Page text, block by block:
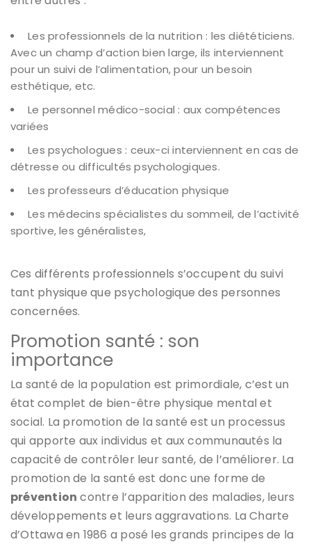
Les professionnels de la nutrition : les diététiciens.
Avec un champ d’action bien large, ils interviennent
pour un suivi de l’alimentation, pour un besoin
esthétique, etc.
Le personnel médico-social : aux compétences
variées
Les psychologues : ceux-ci interviennent en cas de
détresse ou difficultés psychologiques.
Les professeurs d’éducation physique
Les médecins spécialistes du sommeil, de l’activité
sportive, les généralistes,
Ces différents professionnels s’occupent du suivi
tant physique que psychologique des personnes
concernées.
Promotion santé : son
importance
La santé de la population est primordiale, c’est un
état complet de bien-être physique mental et
social. La promotion de la santé est un processus
qui apporte aux individus et aux communautés la
capacité de contrôler leur santé, de l’améliorer. La
promotion de la santé est donc une forme de
prévention contre l’apparition des maladies, leurs
développements et leurs aggravations. La Charte
d’Ottawa en 1986 a posé les grands principes de la